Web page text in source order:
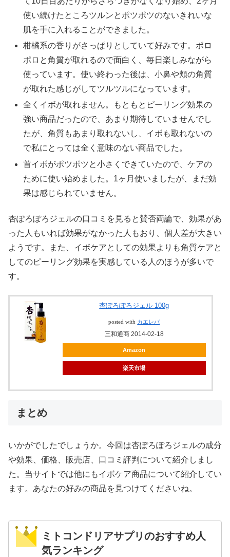
使い続けたところツルンとポツポツのないきれいな
肌を手に入れることができました。
柑橘系の香りがさっぱりとしていて好みです。ポロ
ポロと角質が取れるので面白く、毎日楽しみながら
使っています。使い終わった後は、小鼻や頬の角質
が取れた感じがしてツルツルになっています。
全くイボが取れません。もともとピーリング効果の
強い商品だったので、あまり期待していませんでし
たが、角質もあまり取れないし、イボも取れないの
で私にとっては全く意味のない商品でした。
首イボがポツポツと小さくできていたので、ケアの
ために使い始めました。1ヶ月使いましたが、まだ効
果は感じられていません。
杏ぽろぽろジェルの口コミを見ると賛否両論で、効果があ
った人もいれば効果がなかった人もおり、個人差が大きい
ようです。また、イボケアとしての効果よりも角質ケアと
してのピーリング効果を実感している人のほうが多いで
す。
杏ぽろぽろジェル 100g
posted with カエレバ
三和通商 2014-02-18
Amazon
楽天市場
まとめ
いかがでしたでしょうか。今回は杏ぽろぽろジェルの成分
や効果、価格、販売店、口コミ評判について紹介しまし
た。当サイトでは他にもイボケア商品について紹介してい
ます。あなたの好みの商品を見つけてくださいね。
ミトコンドリアサプリのおすすめ人
気ランキング